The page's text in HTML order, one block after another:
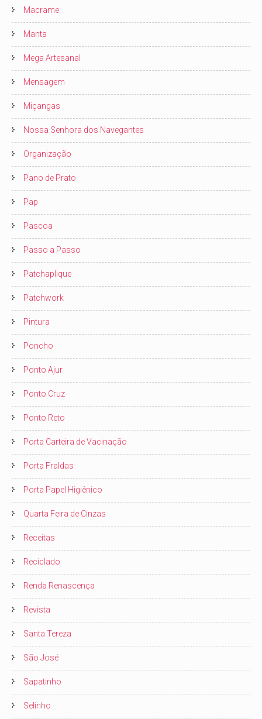
Macrame
Manta
Mega Artesanal
Mensagem
Miçangas
Nossa Senhora dos Navegantes
Organização
Pano de Prato
Pap
Pascoa
Passo a Passo
Patchaplique
Patchwork
Pintura
Poncho
Ponto Ajur
Ponto Cruz
Ponto Reto
Porta Carteira de Vacinação
Porta Fraldas
Porta Papel Higiênico
Quarta Feira de Cinzas
Receitas
Reciclado
Renda Renascença
Revista
Santa Tereza
São José
Sapatinho
Selinho